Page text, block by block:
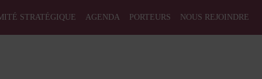
STRATÉGIQUE AGENDA PORTEURS NOUS REJOINDRE